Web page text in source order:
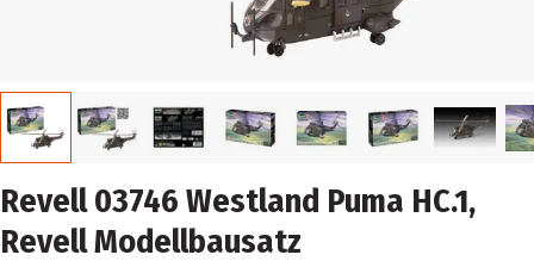
Revell 03746 Westland Puma HC.1,
Revell Modellbausatz